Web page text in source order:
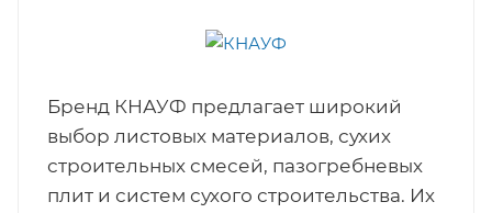
Бренд КНАУФ предлагает широкий
выбор листовых материалов, сухих
строительных смесей, пазогребневых
плит и систем сухого строительства. Их